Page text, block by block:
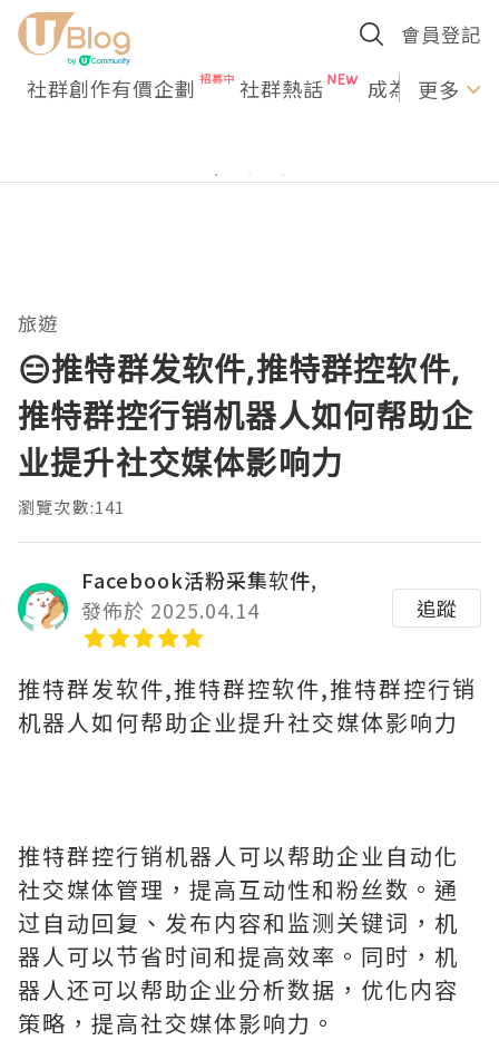
會員登記
社群創作有價企劃 社群熱話 成為U更多
旅遊
😑推特群发软件,推特群控软件,
推特群控行销机器人如何帮助企
业提升社交媒体影响力
瀏覽次數:141
Facebook活粉采集软件,
發佈於 2025.04.14
追蹤
推特群发软件,推特群控软件,推特群控行销
机器人如何帮助企业提升社交媒体影响力
推特群控行销机器人可以帮助企业自动化
社交媒体管理，提高互动性和粉丝数。通
过自动回复、发布内容和监测关键词，机
器人可以节省时间和提高效率。同时，机
器人还可以帮助企业分析数据，优化内容
策略，提高社交媒体影响力。